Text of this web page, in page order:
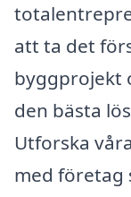
att ta det
byggprojekt
den bästa
Utforska
med företag